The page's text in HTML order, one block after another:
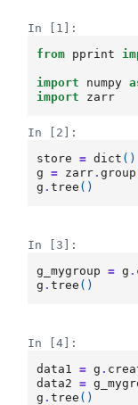
In [1]:
from pprint
import numpy
import
zarr
In [2]:
store
= dict ()
g
= zarr.group
g .tree ()
In [3]:
g_mygroup
= g .
g .tree ()
In [4]:
data1
= g .
data2
=
g .tree ()